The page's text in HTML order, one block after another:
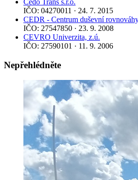
Čedo Trans s.r.o.
IČO: 04270011 · 24. 7. 2015
CEDR - Centrum duševní
IČO: 27547850 · 23. 9. 2008
CEVRO Univerzita, z.ú.
IČO: 27590101 · 11. 9. 2006
Nepřehlédněte